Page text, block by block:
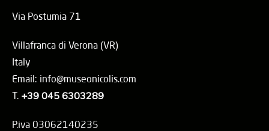
Via Postumia 71
Villafranca di Verona (VR)
Italy
Email: info@museonicolis.com
T. +39 045 6303289
P.iva 03062140235